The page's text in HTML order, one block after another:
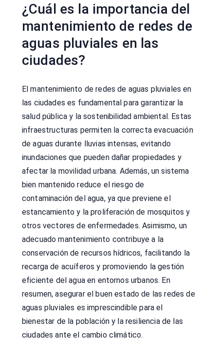
¿Cuál es la importancia del
mantenimiento de redes de
aguas pluviales en las
ciudades?
El mantenimiento de redes de aguas pluviales en
las ciudades es fundamental para garantizar la
salud pública y la sostenibilidad ambiental. Estas
infraestructuras permiten la correcta evacuación
de aguas durante lluvias intensas, evitando
inundaciones que pueden dañar propiedades y
afectar la movilidad urbana. Además, un sistema
bien mantenido reduce el riesgo de
contaminación del agua, ya que previene el
estancamiento y la proliferación de mosquitos y
otros vectores de enfermedades. Asimismo, un
adecuado mantenimiento contribuye a la
conservación de recursos hídricos, facilitando la
recarga de acuíferos y promoviendo la gestión
eficiente del agua en entornos urbanos. En
resumen, asegurar el buen estado de las redes de
aguas pluviales es imprescindible para el
bienestar de la población y la resiliencia de las
ciudades ante el cambio climático.